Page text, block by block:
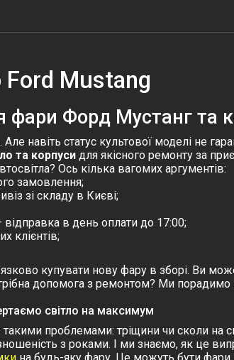
Ford Mustang
фари Форд Мустанг та
навіть статус культової моделі не
та корпуси для якісного ремонту за
Ось кілька вагомих аргументів:
замовлення;
зі складу в Києві;
в день оплати до 17:00;
клієнтів;
купувати нову фару в зборі. Ви
допомога з ремонтом? Ми
світло на максимум
проблемами: тріщини чи сколи на
з роками. І ми знаємо, як це